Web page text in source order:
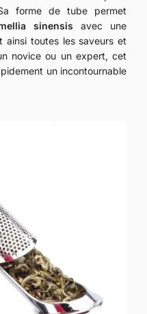
forme de tube permet
sinensis avec une
ainsi toutes les saveurs et
novice ou un expert, cet
un incontournable